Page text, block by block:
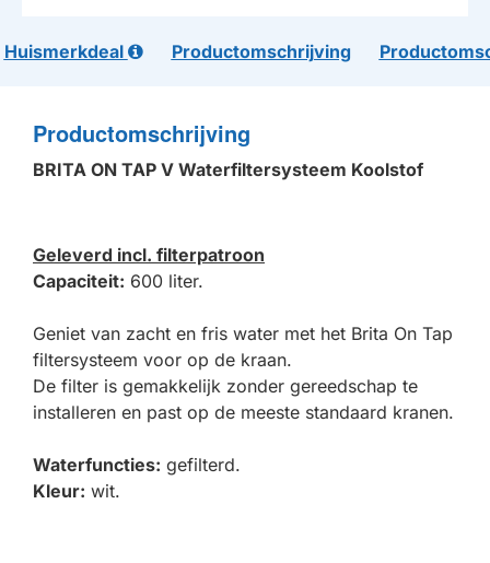
Huismerkdeal Productomschrijving
Productomschrijving
BRITA ON TAP V Waterfiltersysteem Koolstof
Geleverd incl. filterpatroon
Capaciteit: 600 liter.
Geniet van zacht en fris water met het Brita On Tap
filtersysteem voor op de kraan.
De filter is gemakkelijk zonder gereedschap te
installeren en past op de meeste standaard kranen.
Waterfuncties: gefilterd.
Kleur: wit.